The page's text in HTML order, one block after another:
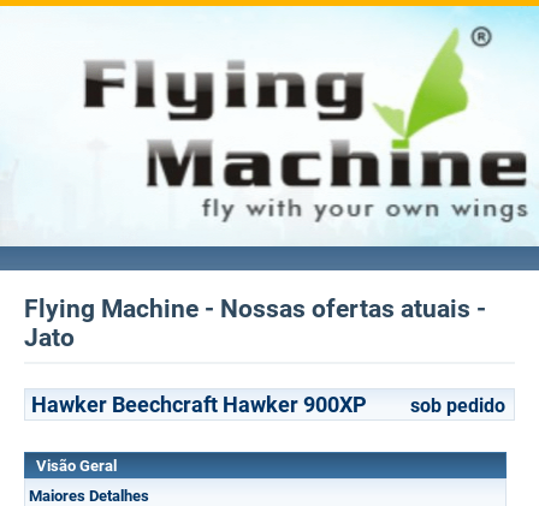
Flying Machine - Nossas ofertas atuais -
Jato
Hawker Beechcraft Hawker 900XP sob pedido
Visão Geral
Maiores Detalhes